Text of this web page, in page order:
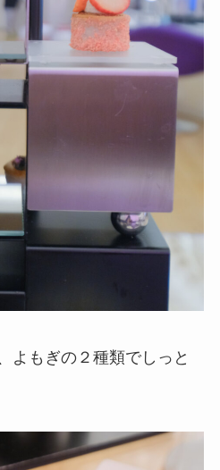
よもぎの２種類でしっと